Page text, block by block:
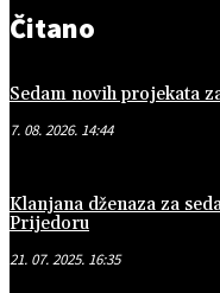
Čitano
Sedam novih projekata
7. 08. 2026. 14:44
Klanjana dženaza za
Prijedoru
21. 07. 2025. 16:35